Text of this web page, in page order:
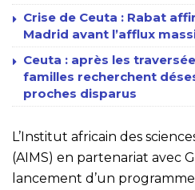
Crise de Ceuta : Rabat
Madrid avant l’afflux
Ceuta : après les
familles recherchent
proches disparus
L’Institut africain des
(AIMS) en partenariat avec
lancement d’un